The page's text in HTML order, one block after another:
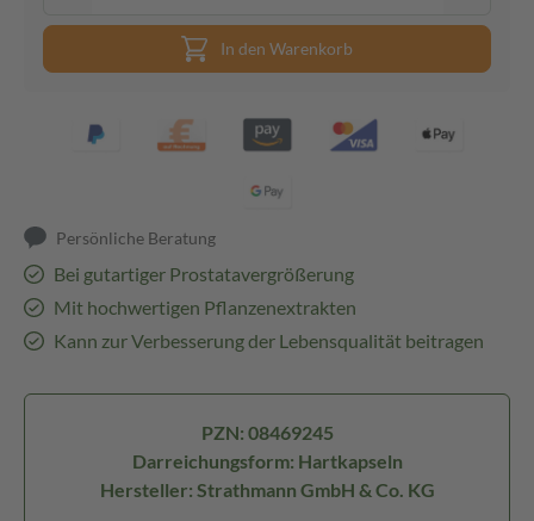
In den Warenkorb
Persönliche Beratung
Bei gutartiger Prostatavergrößerung
Mit hochwertigen Pflanzenextrakten
Kann zur Verbesserung der Lebensqualität beitragen
PZN: 08469245
Darreichungsform: Hartkapseln
Hersteller: Strathmann GmbH & Co. KG